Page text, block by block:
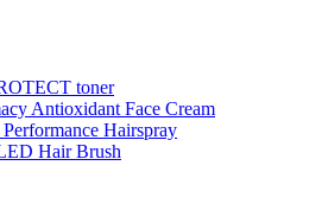
toner
Antioxidant Face Cream
Hairspray
Hair Brush